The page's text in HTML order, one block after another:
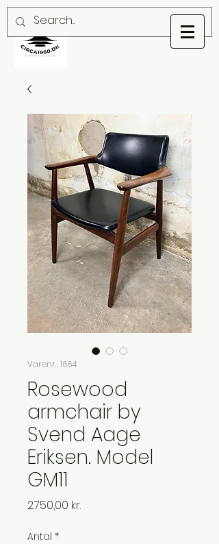
Varenr.: 1664
Rosewood
armchair by
Svend Aage
Eriksen. Model
GM11
2.750,00 kr.Pris
Antal *